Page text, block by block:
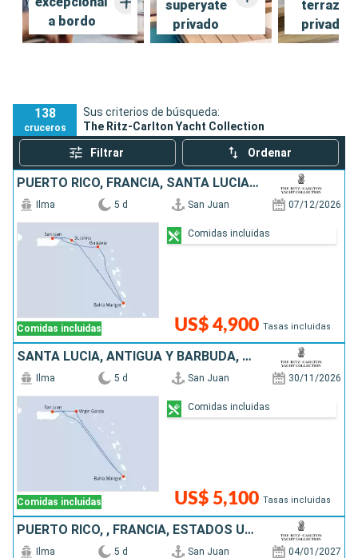
a bordo
superyate
privado
terraza
privada
138
cruceros
Sus criterios de búsqueda:
The Ritz-Carlton Yacht Collection
Filtrar Ordenar
PUERTO RICO, FRANCIA, SANTA LUCIA, ESTADOS UNIDOS
Comidas incluidas
Ilma 5 d San Juan 07/12/2026
US$ 4,900 Tasas incluidas
Comidas incluidas
SANTA LUCIA, ANTIGUA Y BARBUDA, PUERTO RICO
Comidas incluidas
Ilma 5 d San Juan 30/11/2026
US$ 5,100 Tasas incluidas
Comidas incluidas
PUERTO RICO, , FRANCIA, ESTADOS UNIDOS
Ilma 5 d San Juan 04/01/2027